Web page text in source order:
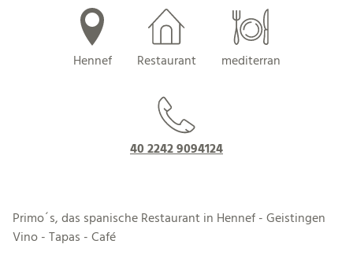
Hennef Restaurant mediterran
40 2242 9094124
Primo´s, das spanische Restaurant in Hennef - Geistingen
Vino - Tapas - Café